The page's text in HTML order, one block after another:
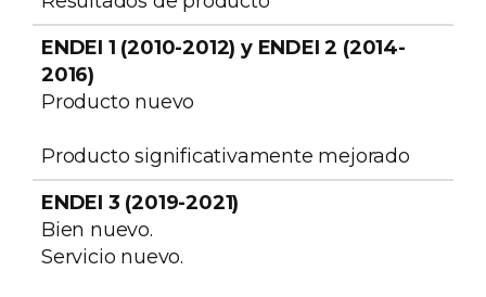
innovación
(2014-2016)
2021)
Producto nuevo
Producto significativamente mejorado
Bien nuevo.
Servicio nuevo.